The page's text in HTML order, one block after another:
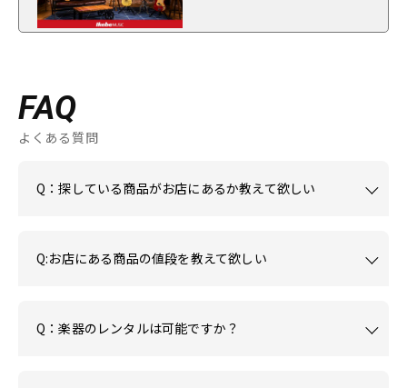
FAQ
よくある質問
Q：探している商品がお店にあるか教えて欲しい
Q:お店にある商品の値段を教えて欲しい
Q：楽器のレンタルは可能ですか？